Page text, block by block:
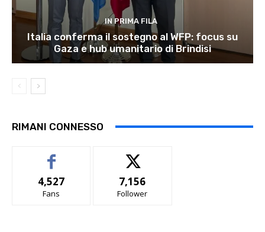
IN PRIMA FILA
Italia conferma il sostegno al WFP: focus su
Gaza e hub umanitario di Brindisi
RIMANI CONNESSO
4,527
Fans
7,156
Follower